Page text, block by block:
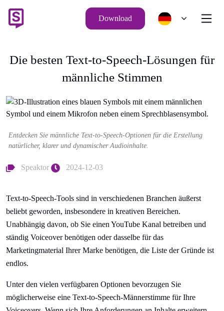
Download
Die besten Text-to-Speech-Lösungen für
männliche Stimmen
Entdecken Sie männliche Text-to-Speech-Optionen für die Erstellung
natürlicher, klarer und dynamischer Audioinhalte.
Speaktor 2024-12-03
Text-to-Speech-Tools sind in verschiedenen Branchen äußerst
beliebt geworden, insbesondere in kreativen Bereichen.
Unabhängig davon, ob Sie einen YouTube Kanal betreiben und
ständig Voiceover benötigen oder dasselbe für das
Marketingmaterial Ihrer Marke benötigen, die Liste der Gründe ist
endlos.
Unter den vielen verfügbaren Optionen bevorzugen Sie
möglicherweise eine Text-to-Speech-Männerstimme für Ihre